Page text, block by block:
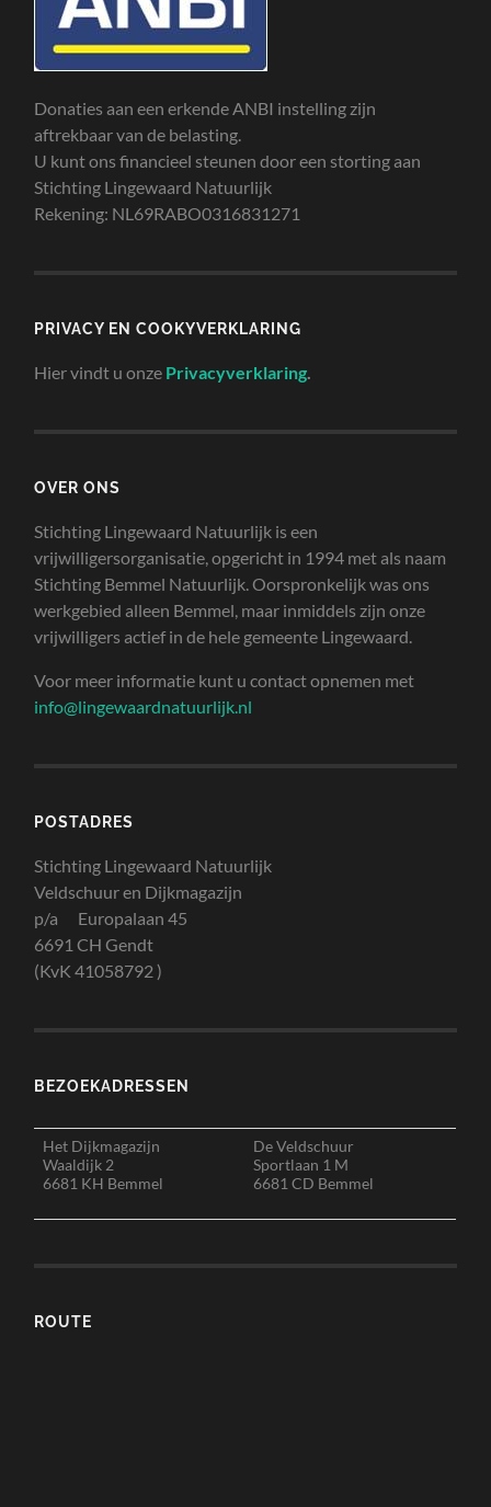
Donaties aan een erkende ANBI instelling zijn
aftrekbaar van de belasting.
U kunt ons financieel steunen door een storting aan
Stichting Lingewaard Natuurlijk
Rekening: NL69RABO0316831271
PRIVACY EN COOKYVERKLARING
Hier vindt u onze Privacyverklaring.
OVER ONS
Stichting Lingewaard Natuurlijk is een
vrijwilligersorganisatie, opgericht in 1994 met als naam
Stichting Bemmel Natuurlijk. Oorspronkelijk was ons
werkgebied alleen Bemmel, maar inmiddels zijn onze
vrijwilligers actief in de hele gemeente Lingewaard.
Voor meer informatie kunt u contact opnemen met
info@lingewaardnatuurlijk.nl
POSTADRES
Stichting Lingewaard Natuurlijk
Veldschuur en Dijkmagazijn
p/a Europalaan 45
6691 CH Gendt
(KvK 41058792 )
BEZOEKADRESSEN
Het Dijkmagazijn
Waaldijk 2
6681 KH Bemmel
De Veldschuur
Sportlaan 1 M
6681 CD Bemmel
ROUTE